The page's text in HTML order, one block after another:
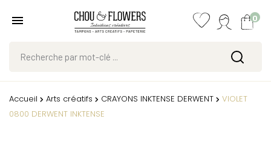
0
Accueil Arts créatifs CRAYONS INKTENSE DERWENT
VIOLET
0800 DERWENT INKTENSE